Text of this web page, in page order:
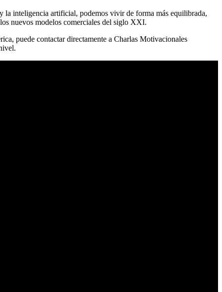
la inteligencia artificial, podemos vivir de forma más equilibrada,
nuevos modelos comerciales del siglo XXI.
puede contactar directamente a Charlas Motivacionales